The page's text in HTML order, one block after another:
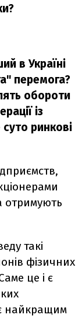
в Україні
перемога?
обороти
із
ринкові
отримують
такі
фізичних
це і є
найкращим